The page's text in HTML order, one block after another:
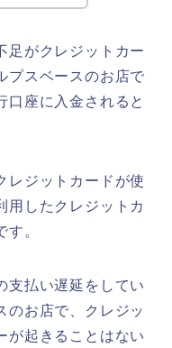
足がクレジットカー
プスベースのお店で
口座に入金されると
レジットカードが使
用したクレジットカ
。
支払い遅延をしてい
のお店で、クレジッ
が起きることはない